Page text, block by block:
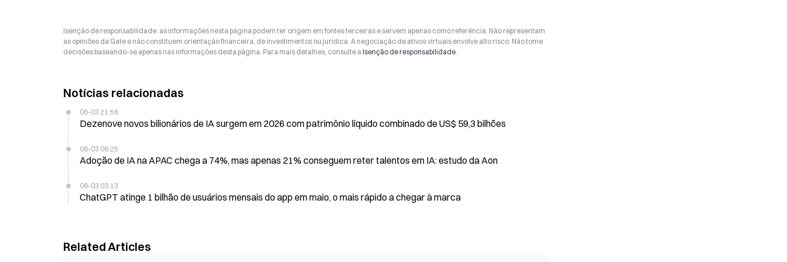
Isenção de responsabilidade: as informações nesta página podem ter origem em fontes terceiras e servem apenas como referência. Não representam
as opiniões da Gate e não constituem orientação financeira, de investimentos ou jurídica. A negociação de ativos virtuais envolve alto risco. Não tome
decisões baseando-se apenas nas informações desta página. Para mais detalhes, consulte a Isenção de responsabilidade.
Notícias relacionadas
06-03 21:56
Dezenove novos bilionários de IA surgem em 2026 com patrimônio líquido combinado de US$ 59,3 bilhões
06-03 06:25
Adoção de IA na APAC chega a 74%, mas apenas 21% conseguem reter talentos em IA: estudo da Aon
06-03 03:13
ChatGPT atinge 1 bilhão de usuários mensais do app em maio, o mais rápido a chegar à marca
Related Articles